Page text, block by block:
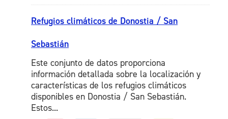
Refugios climáticos de Donostia / San
Sebastián
Este conjunto de datos proporciona
información detallada sobre la localización y
características de los refugios climáticos
disponibles en Donostia / San Sebastián.
Estos...